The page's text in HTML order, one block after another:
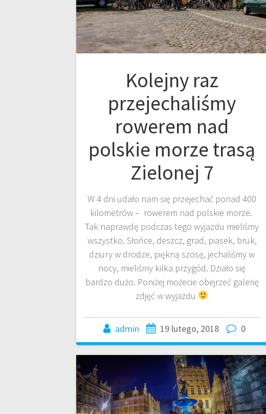
Kolejny raz
przejechaliśmy
rowerem nad
polskie morze trasą
Zielonej 7
W 4 dni udało nam się przejechać ponad 400
kilometrów – rowerem nad polskie morze.
Tak naprawdę podczas tego wyjazdu mieliśmy
wszystko. Słońce, deszcz, grad, piasek, bruk,
dziury w drodze, piękną szosę, jechaliśmy w
nocy, mieliśmy kilka przygód. Działo się
bardzo dużo. Poniżej możecie obejrzeć galerię
zdjęć w wyjazdu
admin 19 lutego, 2018 0